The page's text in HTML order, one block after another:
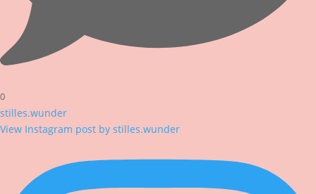
0
stilles.wunder
View Instagram post by stilles.wunder